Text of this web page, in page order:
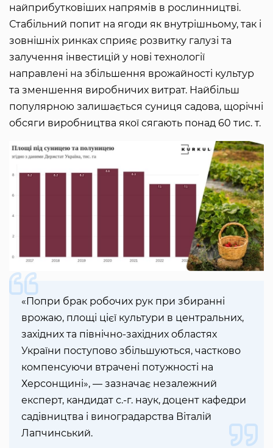
найприбутковіших напрямів в рослинництві.
Стабільний попит на ягоди як внутрішньому, так і
зовнішніх ринках сприяє розвитку галузі та
залучення інвестицій у нові технології
направлені на збільшення врожайності культур
та зменшення виробничих витрат. Найбільш
популярною залишається суниця садова, щорічні
обсяги виробництва якої сягають понад 60 тис. т.
«Попри брак робочих рук при збиранні
врожаю, площі цієї культури в центральних,
західних та північно-західних областях
України поступово збільшуються, частково
компенсуючи втрачені потужності на
Херсонщині», — зазначає незалежний
експерт, кандидат с.-г. наук, доцент кафедри
садівництва і виноградарства Віталій
Лапчинський.